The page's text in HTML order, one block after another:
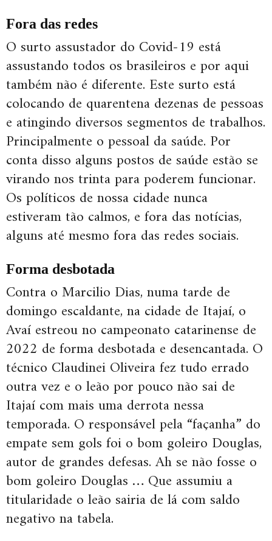
Fora das redes
O surto assustador do Covid-19 está
assustando todos os brasileiros e por aqui
também não é diferente. Este surto está
colocando de quarentena dezenas de pessoas
e atingindo diversos segmentos de trabalhos.
Principalmente o pessoal da saúde. Por
conta disso alguns postos de saúde estão se
virando nos trinta para poderem funcionar.
Os políticos de nossa cidade nunca
estiveram tão calmos, e fora das notícias,
alguns até mesmo fora das redes sociais.
Forma desbotada
Contra o Marcilio Dias, numa tarde de
domingo escaldante, na cidade de Itajaí, o
Avaí estreou no campeonato catarinense de
2022 de forma desbotada e desencantada. O
técnico Claudinei Oliveira fez tudo errado
outra vez e o leão por pouco não sai de
Itajaí com mais uma derrota nessa
temporada. O responsável pela “façanha” do
empate sem gols foi o bom goleiro Douglas,
autor de grandes defesas. Ah se não fosse o
bom goleiro Douglas … Que assumiu a
titularidade o leão sairia de lá com saldo
negativo na tabela.